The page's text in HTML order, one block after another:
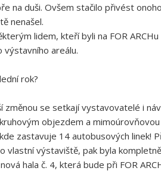
na duši. Ovšem stačilo přivést
nenašel.
lidem, kteří byli na FOR
výstavního areálu.
rok?
změnou se setkají vystavovatelé i
objezdem a
zastavuje 14 autobusových
vlastní výstaviště, pak byla
hala č. 4, která bude při FOR